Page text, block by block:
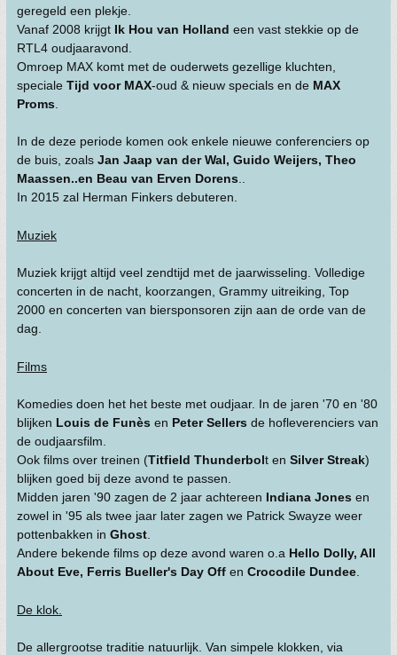
geregeld een plekje.
Vanaf 2008 krijgt Ik Hou van Holland een vast stekkie op de
RTL4 oudjaaravond.
Omroep MAX komt met de ouderwets gezellige kluchten,
speciale Tijd voor MAX-oud & nieuw specials en de MAX
Proms
In de deze periode komen ook enkele nieuwe conferenciers op
de buis, zoals Jan Jaap van der Wal, Guido Weijers, Theo
Maassen..en Beau van Erven Dorens
In 2015 zal Herman Finkers debuteren.
Muziek
Muziek krijgt altijd veel zendtijd met de jaarwisseling. Volledige
concerten in de nacht, koorzangen, Grammy uitreiking, Top
2000 en concerten van biersponsoren zijn aan de orde van de
dag.
Films
Komedies doen het het beste met oudjaar. In de jaren '70 en '80
blijken Louis de Funès en Peter Sellers de hofleverenciers van
de oudjaarsfilm.
Ook films over treinen (Titfield Thunderbolt en Silver Streak)
blijken goed bij deze avond te passen.
Midden jaren '90 zagen de 2 jaar achtereen Indiana Jones en
zowel in '95 als twee jaar later zagen we Patrick Swayze weer
pottenbakken in Ghost
Andere bekende films op deze avond waren o.a Hello Dolly, All
About Eve, Ferris Bueller's Day Off en Crocodile Dundee
De klok.
De allergrootse traditie natuurlijk. Van simpele klokken, via